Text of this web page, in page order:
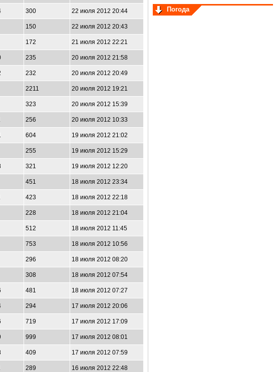
300 22 июля 2012 20:44
150 22 июля 2012 20:43
172 21 июля 2012 22:21
235 20 июля 2012 21:58
232 20 июля 2012 20:49
2211 20 июля 2012 19:21
323 20 июля 2012 15:39
256 20 июля 2012 10:33
604 19 июля 2012 21:02
255 19 июля 2012 15:29
321 19 июля 2012 12:20
451 18 июля 2012 23:34
423 18 июля 2012 22:18
228 18 июля 2012 21:04
512 18 июля 2012 11:45
753 18 июля 2012 10:56
296 18 июля 2012 08:20
308 18 июля 2012 07:54
481 18 июля 2012 07:27
294 17 июля 2012 20:06
719 17 июля 2012 17:09
999 17 июля 2012 08:01
409 17 июля 2012 07:59
289 16 июля 2012 22:48
Погода